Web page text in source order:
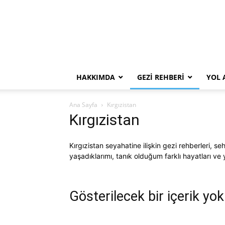
HAKKIMDA GEZI REHBERI YOL
Ana Sayfa Kırgızistan
Kırgızistan
Kırgızistan seyahatine ilişkin gezi rehberleri,
yaşadıklarımı, tanık olduğum farklı hayatları ve
Gösterilecek bir içerik yok